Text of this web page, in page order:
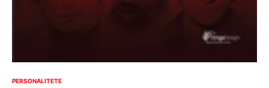
PERSONALITETE